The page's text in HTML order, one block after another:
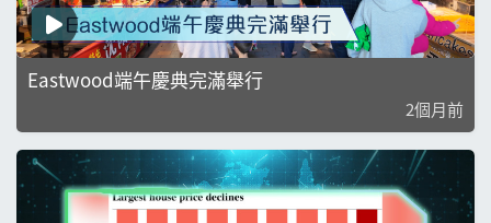
Eastwood端午慶典完滿舉行
2個月前